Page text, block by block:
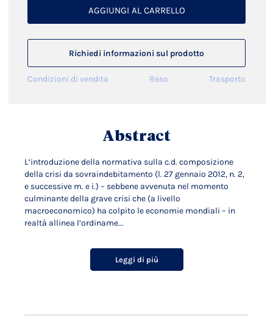
AGGIUNGI AL CARRELLO
Richiedi informazioni sul prodotto
Condizioni di vendita Reso Trasporto
Abstract
L’introduzione della normativa sulla c.d. composizione
della crisi da sovraindebitamento (l. 27 gennaio 2012, n. 2,
e successive m. e i.) – sebbene avvenuta nel momento
culminante della grave crisi che (a livello
macroeconomico) ha colpito le economie mondiali – in
realtà allinea l’ordiname...
Leggi di più